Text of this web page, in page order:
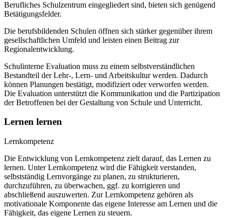
Berufliches Schulzentrum eingegliedert sind, bieten sich genügend
Betätigungsfelder.
Die berufsbildenden Schulen öffnen sich stärker gegenüber ihrem
gesellschaftlichen Umfeld und leisten einen Beitrag zur
Regionalentwicklung.
Schulinterne Evaluation muss zu einem selbstverständlichen
Bestandteil der Lehr-, Lern- und Arbeitskultur werden. Dadurch
können Planungen bestätigt, modifiziert oder verworfen werden.
Die Evaluation unterstützt die Kommunikation und die Partizipation
der Betroffenen bei der Gestaltung von Schule und Unterricht.
Lernen lernen
Lernkompetenz
Die Entwicklung von Lernkompetenz zielt darauf, das Lernen zu
lernen. Unter Lernkompetenz wird die Fähigkeit verstanden,
selbstständig Lernvorgänge zu planen, zu strukturieren,
durchzuführen, zu überwachen, ggf. zu korrigieren und
abschließend auszuwerten. Zur Lernkompetenz gehören als
motivationale Komponente das eigene Interesse am Lernen und die
Fähigkeit, das eigene Lernen zu steuern.